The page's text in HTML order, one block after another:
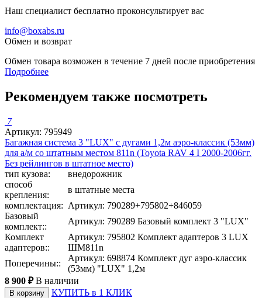
Наш специалист бесплатно проконсультирует вас
info@boxabs.ru
Обмен и возврат
Обмен товара возможен в течение 7 дней после приобретения
Подробнее
Рекомендуем также посмотреть
7
Артикул: 795949
Багажная система 3 "LUX" с дугами 1,2м аэро-классик (53мм)
для а/м со штатным местом 811n (Toyota RAV 4 I 2000-2006гг.
Без рейлингов в штатное место)
тип кузова:
внедорожник
способ
крепления:
в штатные места
комплектация: Артикул: 790289+795802+846059
Базовый
комплект::
Артикул: 790289 Базовый комплект 3 "LUX"
Комплект
адаптеров::
Артикул: 795802 Комплект адаптеров 3 LUX
ШМ811n
Поперечины::
Артикул: 698874 Комплект дуг аэро-классик
(53мм) "LUX" 1,2м
8 900 ₽ В наличии
В корзину
КУПИТЬ в 1 КЛИК